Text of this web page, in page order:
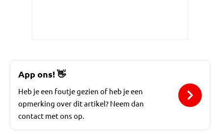
App ons!👋
Heb je een foutje gezien of heb je een
opmerking over dit artikel? Neem dan
contact met ons op.